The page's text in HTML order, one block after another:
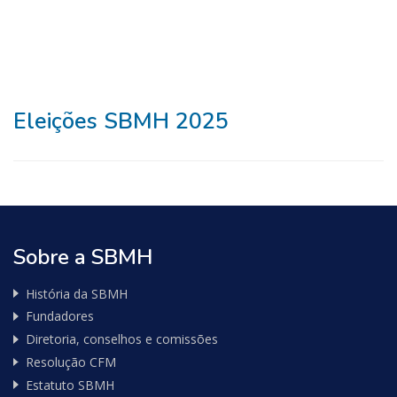
Eleições SBMH 2025
Sobre a SBMH
História da SBMH
Fundadores
Diretoria, conselhos e comissões
Resolução CFM
Estatuto SBMH